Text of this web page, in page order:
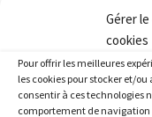
Gérer
cookies
Pour offrir les meilleures
les cookies pour stocker et/
consentir à ces technologies
comportement de navigation